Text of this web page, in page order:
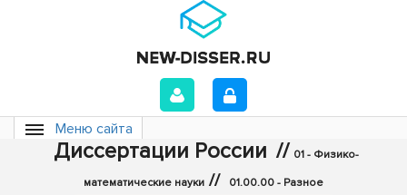
Меню сайта
Диссертации России // 01 - Физико-
математические науки // 01.00.00 - Разное